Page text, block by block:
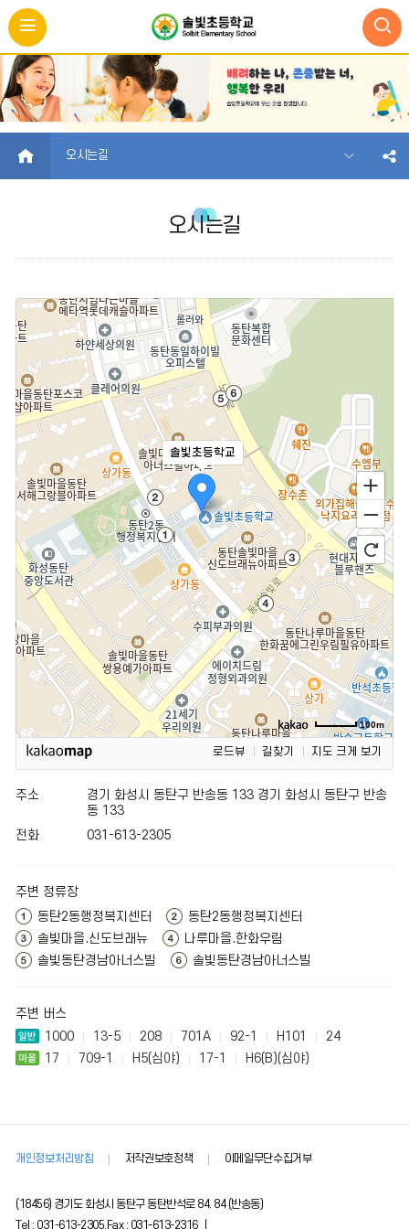
HOME 오시는길
오시는길
솔빛초등학교
100m
로드뷰 길찾기 지도 크게 보기
주소
경기 화성시 동탄구 반송동 133 경기 화성시 동탄구 반송
동 133
전화
031-613-2305
주변 정류장
동탄2동행정복지센터
동탄2동행정복지센터
솔빛마을.신도브래뉴
나루마을.한화우림
솔빛동탄경남아너스빌
솔빛동탄경남아너스빌
주변 버스
1000
13-5 208 701A 92-1 H101
24
17
709-1 H5(심야) 17-1 H6(B)(심야)
개인정보처리방침 저작권보호정책 이메일무단수집거부
(18456) 경기도 화성시 동탄구 동탄반석로 84. 84 (반송동)
Tel : 031-613-2305,Fax : 031-613-2316 |